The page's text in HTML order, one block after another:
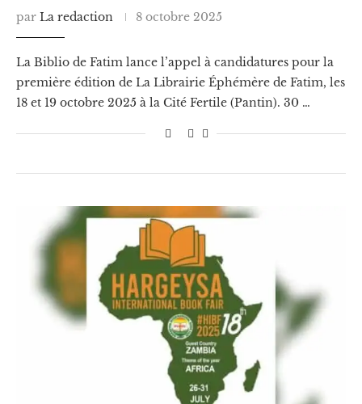
par La redaction 8 octobre 2025
La Biblio de Fatim lance l’appel à candidatures pour la
première édition de La Librairie Éphémère de Fatim, les
18 et 19 octobre 2025 à la Cité Fertile (Pantin). 30 …